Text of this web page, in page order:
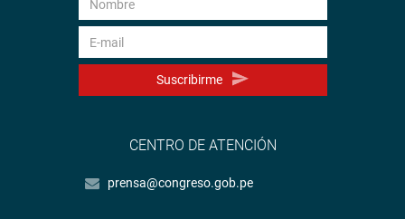
Suscribirme
CENTRO DE ATENCIÓN
prensa@congreso.gob.pe